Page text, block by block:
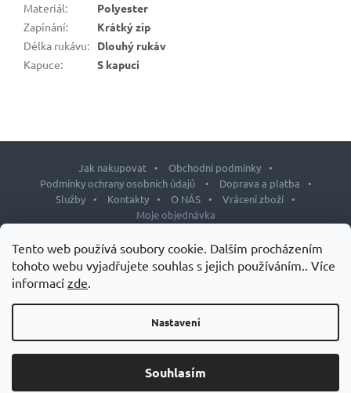
Tento web používá soubory cookie. Dalším procházením
tohoto webu vyjadřujete souhlas s jejich používáním.. Více
informací zde.
Nastavení
Souhlasím
Materiál:
Polyester
Zapínání:
Krátký zip
Délka rukávu:
Dlouhý rukáv
Kapuce: S kapucí
Jak nakupovat
Obchodní podmínky
Podmínky ochrany osobních údajů
Doprava a platba
Služby
Kontakty O NÁS
Vrácení zboží
Moje objednávka
Vytvořil Shoptet
nastavení cookies
Design šablony vytvořilShoptetak.cz